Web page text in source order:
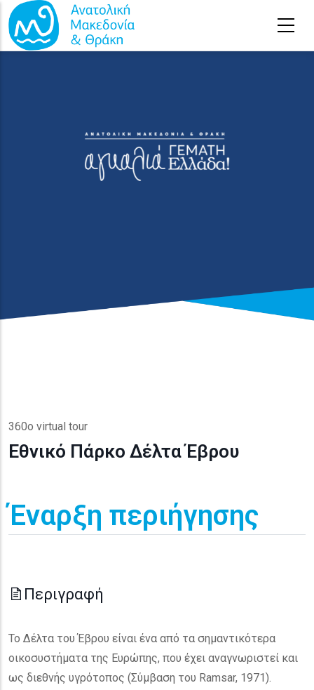
Παράκαμψη προς το κυρίως περιεχόμενο
360o virtual tour
Εθνικό Πάρκο Δέλτα Έβρου
Έναρξη περιήγησης
Περιγραφή
Το Δέλτα του Έβρου είναι ένα από τα σημαντικότερα
οικοσυστήματα της Ευρώπης, που έχει αναγνωριστεί και
ως διεθνής υγρότοπος (Σύμβαση του Ramsar, 1971).